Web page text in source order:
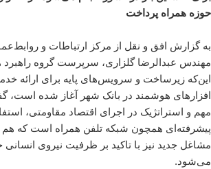
حوزه همراه پرداخت
به گزارش افق و نقل از مرکز ارتباطات و
مهندس عبدالرضا گلزاری، سرپرست گروه راهبرد
این‌که زیر‌ساخت و سرویس‌های پایه برای ارائه
افزار‌های هوشمند در بانک شهر آغاز شده است،
مهم و استراتژیک در اجرای اقتصاد مقاومتی،
پیشرفته‌ای همچون شبکه تلفن همراه است که هم
مشاغل جدید نیز با تاکید بر ظرفیت نیروی
می‌شود.